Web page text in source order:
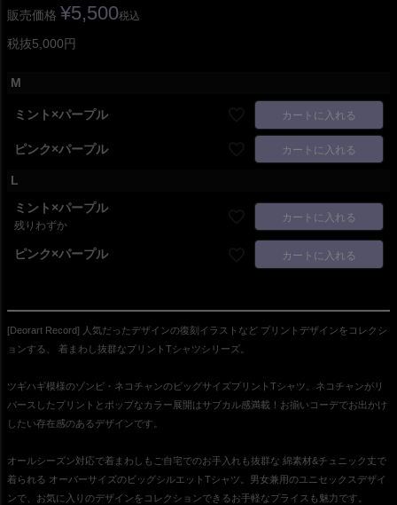
販売価格 ¥5,500税込
税抜5,000円
M
ミント×パープル カートに入れる
ピンク×パープル カートに入れる
L
ミント×パープル
残りわずか
カートに入れる
ピンク×パープル カートに入れる
[Deorart Record] 人気だったデザインの復刻イラストなど プリントデザインをコレクシ
ョンする、 着まわし抜群なプリントTシャツシリーズ。
ツギハギ模様のゾンビ・ネコチャンのビッグサイズプリントTシャツ。ネコチャンがリ
バースしたプリントとポップなカラー展開はサブカル感満載！お揃いコーデでお出かけ
したい存在感のあるデザインです。
オールシーズン対応で着まわしもご自宅でのお手入れも抜群な 綿素材&チュニック丈で
着られる オーバーサイズのビッグシルエットTシャツ。男女兼用のユニセックスデザイ
ンで、お気に入りのデザインをコレクションできるお手軽なプライスも魅力です。